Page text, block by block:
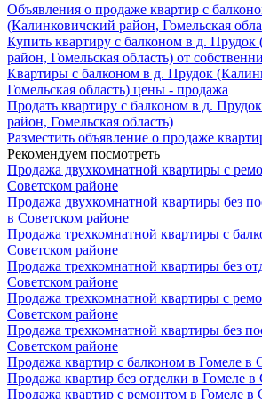
Объявления о продаже квартир с
(Калинковичский район, Гомельская
Купить квартиру с балконом в д.
район, Гомельская область) от
Квартиры с балконом в д. Прудок
Гомельская область) цены - продажа
Продать квартиру с балконом в д.
район, Гомельская область)
Разместить объявление о продаже
Рекомендуем посмотреть
Продажа двухкомнатной квартиры с
Советском районе
Продажа двухкомнатной квартиры без
в Советском районе
Продажа трехкомнатной квартиры с
Советском районе
Продажа трехкомнатной квартиры без
Советском районе
Продажа трехкомнатной квартиры с
Советском районе
Продажа трехкомнатной квартиры без
Советском районе
Продажа квартир с балконом в Гомеле в
Продажа квартир без отделки в Гомеле в
Продажа квартир с ремонтом в Гомеле в